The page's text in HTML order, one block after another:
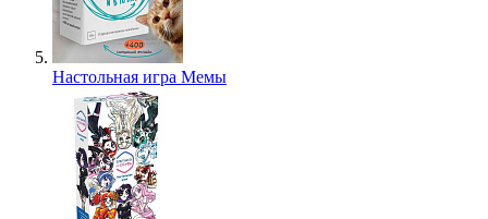
Настольная игра Мемы